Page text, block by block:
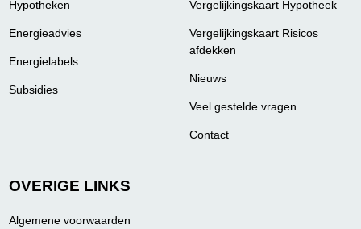
Hypotheken
Energieadvies
Energielabels
Subsidies
Vergelijkingskaart Hypotheek
Vergelijkingskaart Risicos
afdekken
Nieuws
Veel gestelde vragen
Contact
OVERIGE LINKS
Algemene voorwaarden